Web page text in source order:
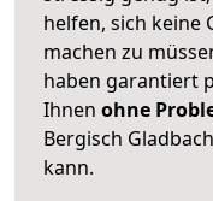
helfen, sich keine
machen zu
haben garantiert
Ihnen ohne
Bergisch
kann.